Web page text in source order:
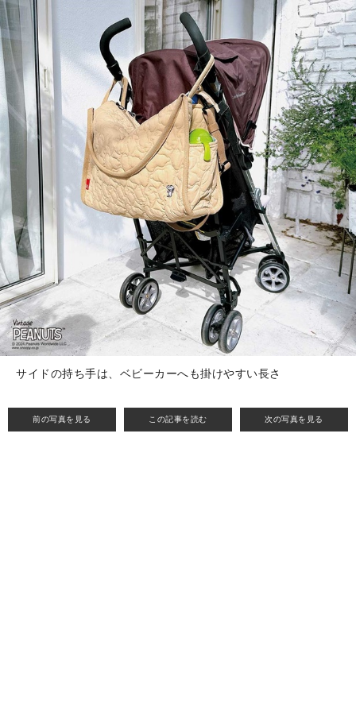
前の写真を見る この記事を読む 次の写真を見る
サイドの持ち手は、ベビーカーへも掛けやすい長さ